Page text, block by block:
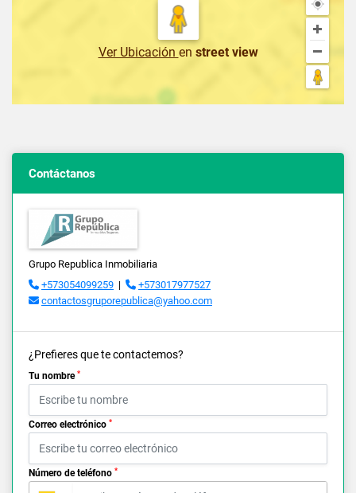
Ver Ubicación en street view
Contáctanos
Grupo Republica Inmobiliaria
+573054099259 |
+573017977527
contactosgruporepublica@yahoo.com
¿Prefieres que te contactemos?
Tu nombre *
Correo electrónico *
Número de teléfono *